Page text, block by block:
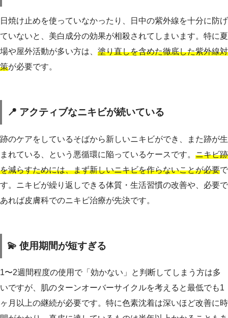
日焼け止めを使っていなかったり、日中の紫外線を十分に防げ
ていないと、美白成分の効果が相殺されてしまいます。特に夏
場や屋外活動が多い方は、 塗り直しを含めた徹底した紫外線対
策が必要です。
📍 アクティブなニキビが続いている
跡のケアをしているそばから新しいニキビができ、また跡が生
まれている、という悪循環に陥っているケースです。 ニキビ跡
を減らすためには、まず新しいニキビを作らないことが必要で
す。ニキビが繰り返しできる体質・生活習慣の改善や、必要で
あれば皮膚科でのニキビ治療が先決です。
💫 使用期間が短すぎる
1〜2週間程度の使用で「効かない」と判断してしまう方は多
いですが、肌のターンオーバーサイクルを考えると最低でも1
ヶ月以上の継続が必要です。特に色素沈着は深いほど改善に時